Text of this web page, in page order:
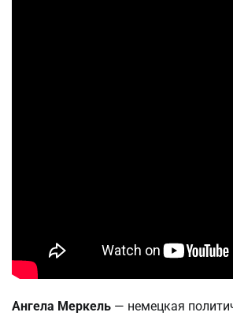
Ангела Меркель — немецкая